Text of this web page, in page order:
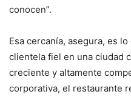
conocen”.
Esa cercanía, asegura, es
clientela fiel en una ciudad
creciente y altamente
corporativa, el restaurante